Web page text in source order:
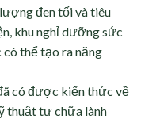
đen tối và tiêu
khu nghỉ dưỡng sức
thể tạo ra năng
có được kiến thức về
thuật tự chữa lành